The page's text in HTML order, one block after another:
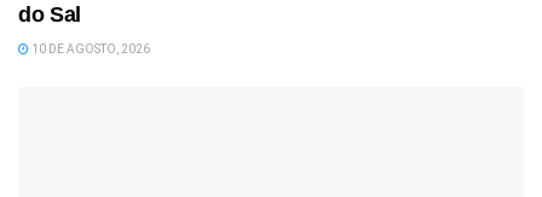
do Sal
10 DE AGOSTO, 2026